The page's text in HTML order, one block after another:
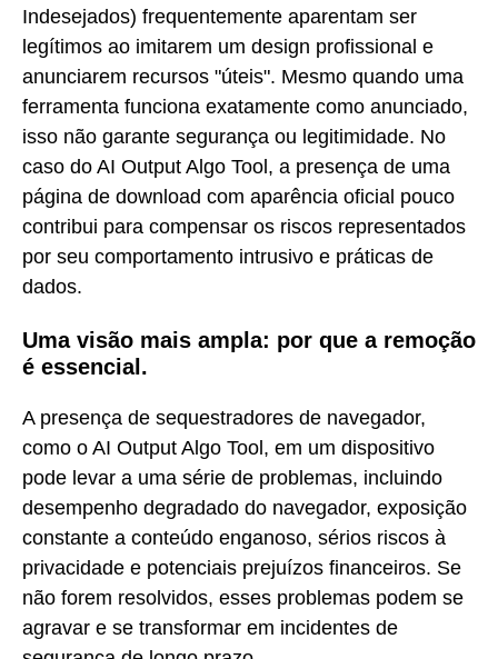
Indesejados) frequentemente aparentam ser
legítimos ao imitarem um design profissional e
anunciarem recursos "úteis". Mesmo quando uma
ferramenta funciona exatamente como anunciado,
isso não garante segurança ou legitimidade. No
caso do AI Output Algo Tool, a presença de uma
página de download com aparência oficial pouco
contribui para compensar os riscos representados
por seu comportamento intrusivo e práticas de
dados.
Uma visão mais ampla: por que a remoção
é essencial.
A presença de sequestradores de navegador,
como o AI Output Algo Tool, em um dispositivo
pode levar a uma série de problemas, incluindo
desempenho degradado do navegador, exposição
constante a conteúdo enganoso, sérios riscos à
privacidade e potenciais prejuízos financeiros. Se
não forem resolvidos, esses problemas podem se
agravar e se transformar em incidentes de